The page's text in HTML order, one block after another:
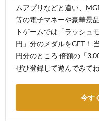
ムアプリなどと違い、
等の電子マネーや豪華景
トゲームでは「ラッシュ
円」分のメダルをGET！
円分のところ 倍額の「
ぜひ登録して遊んでみてね
今す